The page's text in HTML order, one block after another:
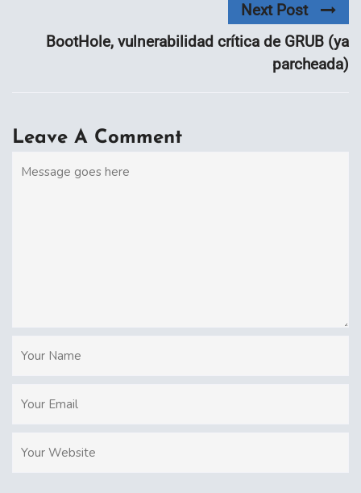
Next Post
BootHole, vulnerabilidad crítica de GRUB (ya
parcheada)
Leave A Comment